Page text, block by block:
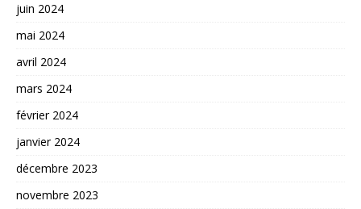
juin 2024
mai 2024
avril 2024
mars 2024
février 2024
janvier 2024
décembre 2023
novembre 2023